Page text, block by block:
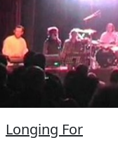
Longing For